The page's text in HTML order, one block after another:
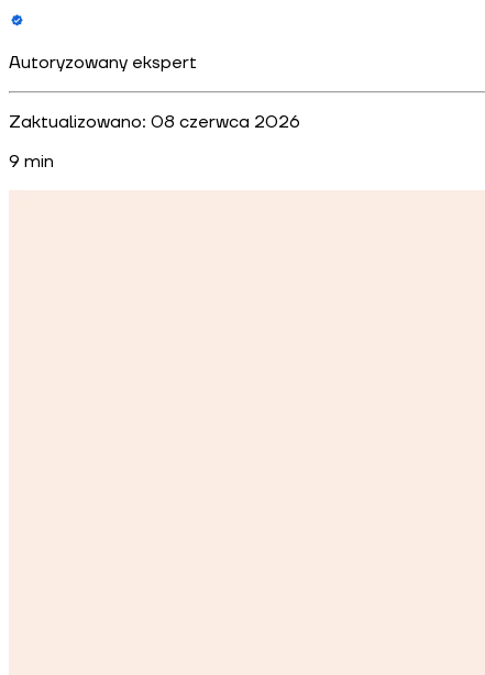
Autoryzowany ekspert
Zaktualizowano: 08 czerwca 2026
9 min